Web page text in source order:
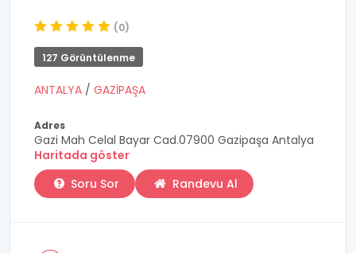
(0)
127 Görüntülenme
ANTALYA / GAZİPAŞA
Adres
Gazi Mah Celal Bayar Cad.07900 Gazipaşa Antalya
Haritada göster
Soru Sor
Randevu Al